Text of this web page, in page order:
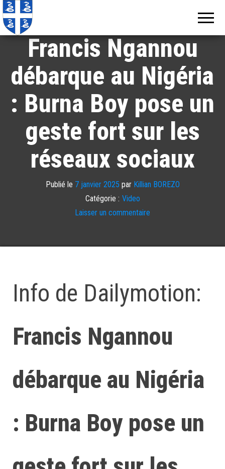
Francis Ngannou
débarque au Nigéria
: Burna Boy pose un
geste fort sur les
réseaux sociaux
Publié le 7 janvier 2025 par Killian BOREZO
Catégorie : Video
Laisser un commentaire
Info de Dailymotion:
Francis Ngannou
débarque au Nigéria
: Burna Boy pose un